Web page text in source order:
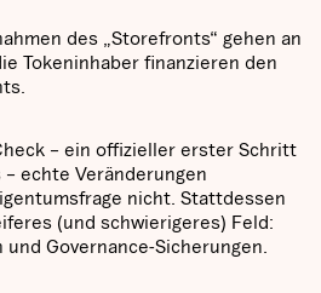
des „Storefronts“ gehen an
Tokeninhaber finanzieren den
– ein offizieller erster Schritt
echte Veränderungen
nicht. Stattdessen
(und schwierigeres) Feld:
Governance-Sicherungen.